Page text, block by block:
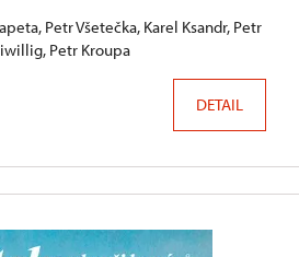
Petr Všetečka, Karel Ksandr, Petr
Petr Kroupa
DETAIL